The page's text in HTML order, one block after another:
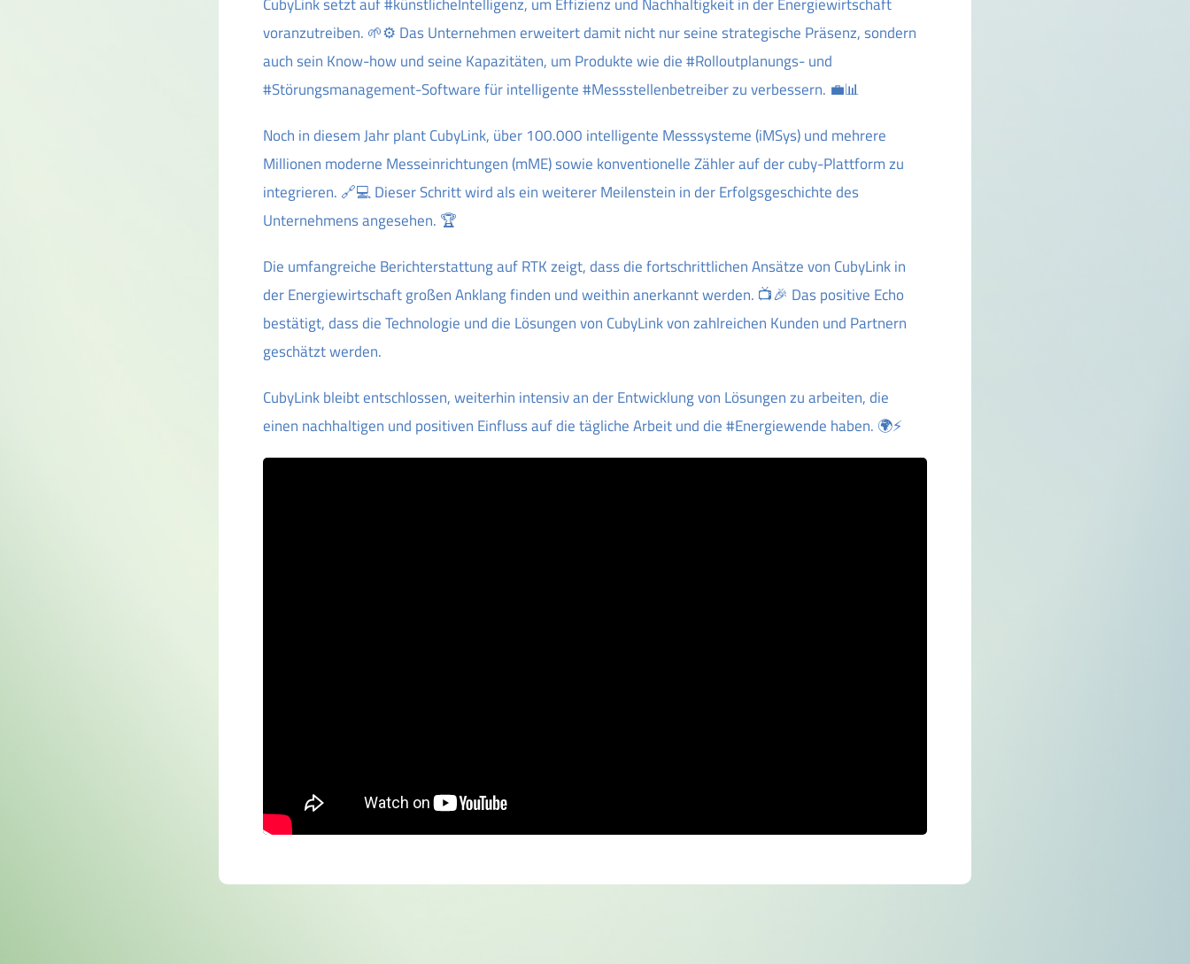
voranzutreiben. 🌱⚙️ Das Unternehmen erweitert damit nicht nur seine strategische Präsenz, sondern
auch sein Know-how und seine Kapazitäten, um Produkte wie die #Rolloutplanungs- und
#Störungsmanagement-Software für intelligente #Messstellenbetreiber zu verbessern. 💼📊
Noch in diesem Jahr plant CubyLink, über 100.000 intelligente Messsysteme (iMSys) und mehrere
Millionen moderne Messeinrichtungen (mME) sowie konventionelle Zähler auf der cuby-Plattform zu
integrieren. 🔗💻 Dieser Schritt wird als ein weiterer Meilenstein in der Erfolgsgeschichte des
Unternehmens angesehen. 🏆
Die umfangreiche Berichterstattung auf RTK zeigt, dass die fortschrittlichen Ansätze von CubyLink in
der Energiewirtschaft großen Anklang finden und weithin anerkannt werden. 📺🎉 Das positive Echo
bestätigt, dass die Technologie und die Lösungen von CubyLink von zahlreichen Kunden und Partnern
geschätzt werden.
CubyLink bleibt entschlossen, weiterhin intensiv an der Entwicklung von Lösungen zu arbeiten, die
einen nachhaltigen und positiven Einfluss auf die tägliche Arbeit und die #Energiewende haben. 🌍⚡